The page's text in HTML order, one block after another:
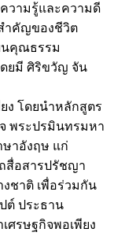
วามรู้และความดี
ำคัญของชีวิต
นคุณธรรม
ดยมี ศิริขวัญ จัน
ง โดยนำหลักสูตร
พระปรมินทรมหา
าอังฤษ แก่
สื่อสารปรัชญา
งชาติ เพื่อร่วมกัน
ต์ ประธาน
ศรษฐกิจพอเพียง